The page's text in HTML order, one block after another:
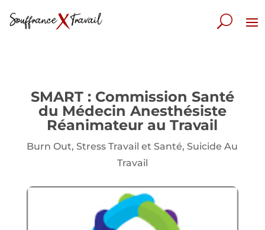
SMART : Commission Santé
du Médecin Anesthésiste
Réanimateur au Travail
Burn Out,Stress Travail et Santé,Suicide Au
Travail